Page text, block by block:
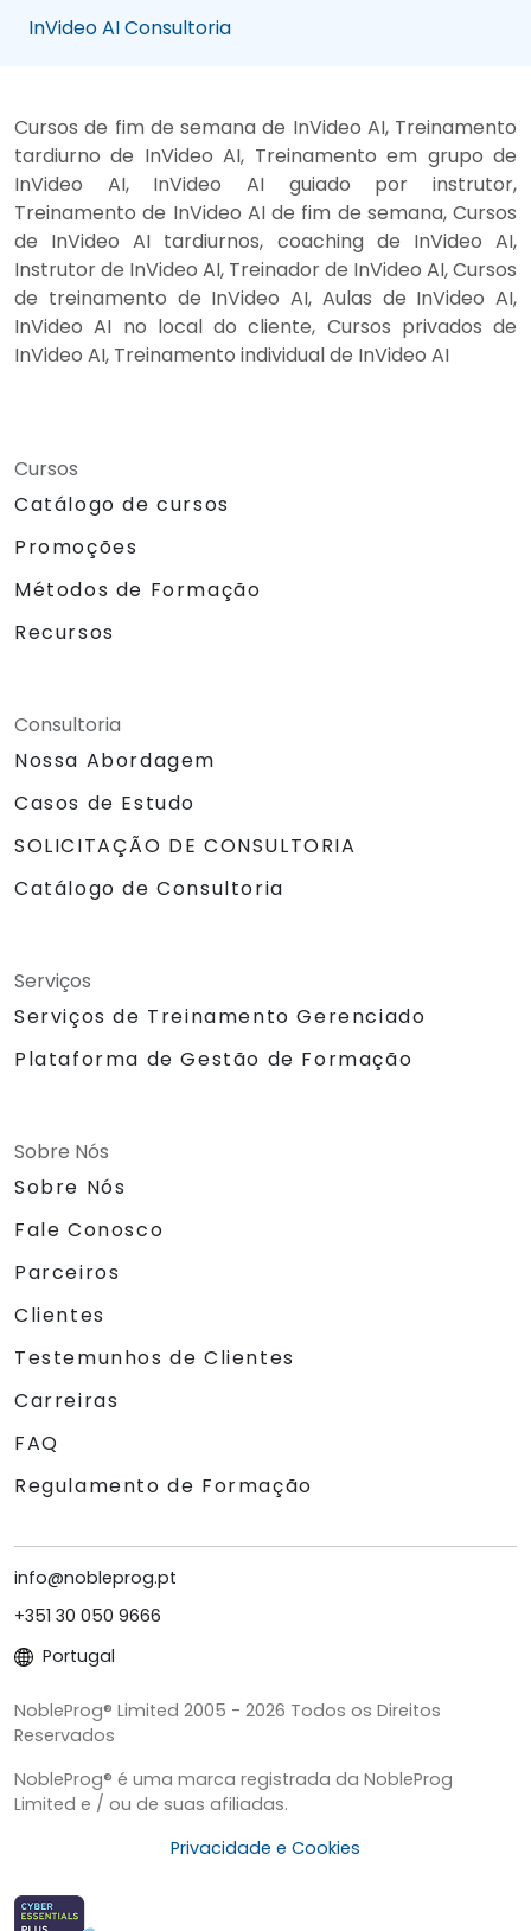
InVideo AI Consultoria
Cursos de fim de semana de InVideo AI, Treinamento
tardiurno de InVideo AI, Treinamento em grupo de
InVideo AI, InVideo AI guiado por instrutor,
Treinamento de InVideo AI de fim de semana, Cursos
de InVideo AI tardiurnos, coaching de InVideo AI,
Instrutor de InVideo AI, Treinador de InVideo AI, Cursos
de treinamento de InVideo AI, Aulas de InVideo AI,
InVideo AI no local do cliente, Cursos privados de
InVideo AI, Treinamento individual de InVideo AI
Cursos
Catálogo de cursos
Promoções
Métodos de Formação
Recursos
Consultoria
Nossa Abordagem
Casos de Estudo
SOLICITAÇÃO DE CONSULTORIA
Catálogo de Consultoria
Serviços
Serviços de Treinamento Gerenciado
Plataforma de Gestão de Formação
Sobre Nós
Sobre Nós
Fale Conosco
Parceiros
Clientes
Testemunhos de Clientes
Carreiras
FAQ
Regulamento de Formação
info@nobleprog.pt
+351 30 050 9666
Portugal
NobleProg® Limited 2005 - 2026 Todos os Direitos
Reservados
NobleProg® é uma marca registrada da NobleProg
Limited e / ou de suas afiliadas.
Privacidade e Cookies